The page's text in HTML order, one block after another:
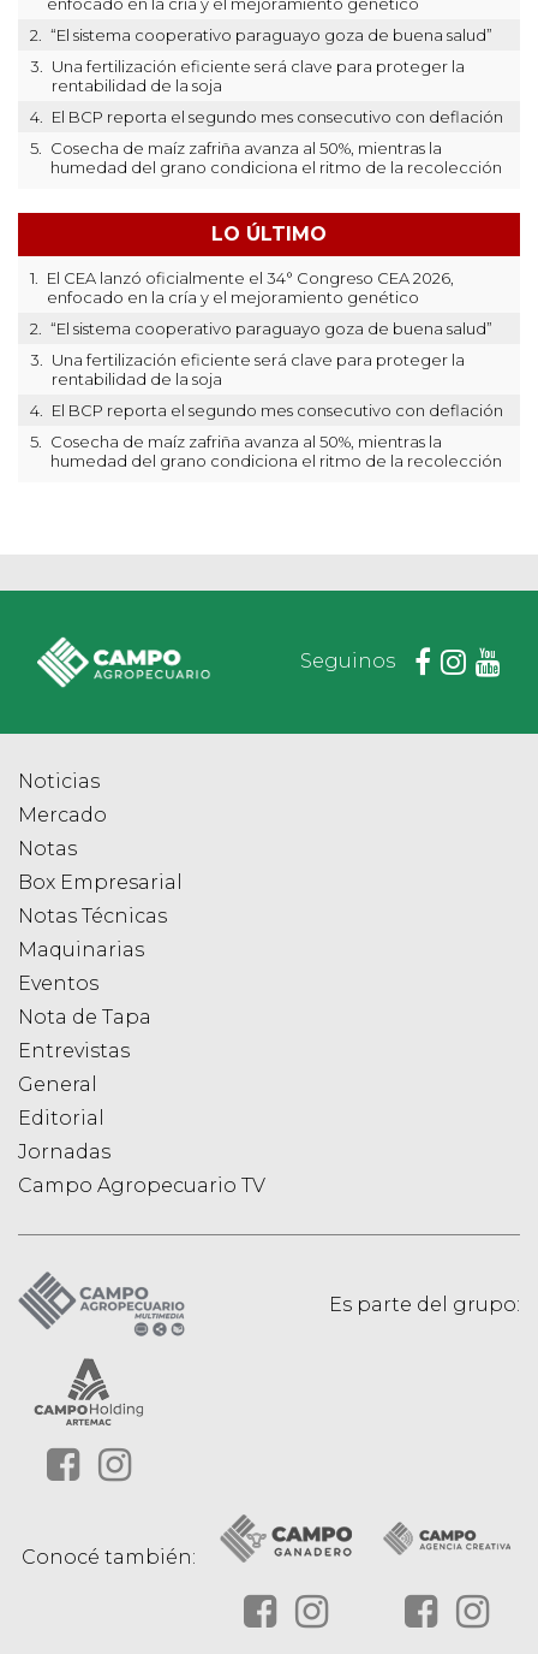
2.
“El sistema cooperativo paraguayo goza de buena salud”
3.
Una fertilización eficiente será clave para proteger la
rentabilidad de la soja
4.
El BCP reporta el segundo mes consecutivo con deflación
5.
Cosecha de maíz zafriña avanza al 50%, mientras la
humedad del grano condiciona el ritmo de la recolección
LO ÚLTIMO
1.
El CEA lanzó oficialmente el 34° Congreso CEA 2026,
enfocado en la cría y el mejoramiento genético
2.
“El sistema cooperativo paraguayo goza de buena salud”
3.
Una fertilización eficiente será clave para proteger la
rentabilidad de la soja
4.
El BCP reporta el segundo mes consecutivo con deflación
5.
Cosecha de maíz zafriña avanza al 50%, mientras la
humedad del grano condiciona el ritmo de la recolección
Seguinos
Noticias
Mercado
Notas
Box Empresarial
Notas Técnicas
Maquinarias
Eventos
Nota de Tapa
Entrevistas
General
Editorial
Jornadas
Campo Agropecuario TV
Es parte del grupo:
Conocé también: